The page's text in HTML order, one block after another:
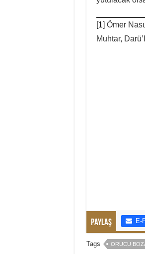
[1] Ömer
Muhtar,
Paylaş E-
Tags ORUCU